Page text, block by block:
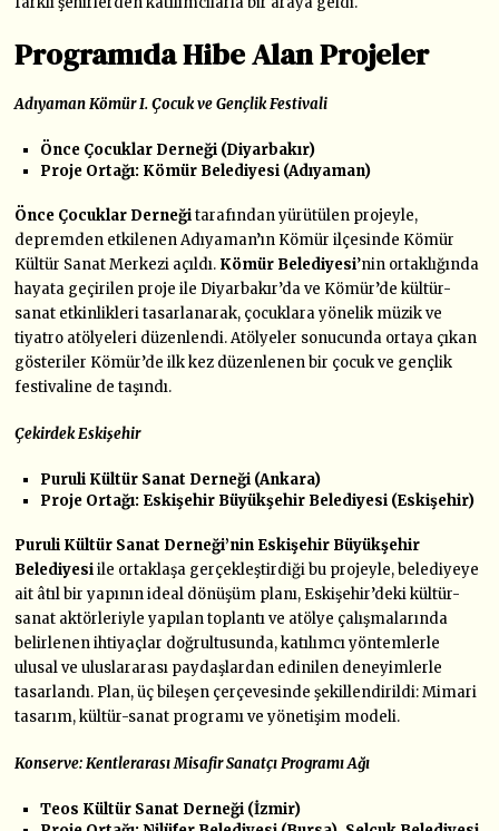
Programıda Hibe Alan Projeler
Adıyaman Kömür I. Çocuk ve Gençlik Festivali
Önce Çocuklar Derneği (Diyarbakır)
Proje Ortağı: Kömür Belediyesi (Adıyaman)
Önce Çocuklar Derneğitarafından yürütülen projeyle,
depremden etkilenen Adıyaman’ın Kömür ilçesinde Kömür
Kültür Sanat Merkezi açıldı. Kömür Belediyesi’nin ortaklığında
hayata geçirilen proje ile Diyarbakır’da ve Kömür’de kültür-
sanat etkinlikleri tasarlanarak, çocuklara yönelik müzik ve
tiyatro atölyeleri düzenlendi. Atölyeler sonucunda ortaya çıkan
gösteriler Kömür’de ilk kez düzenlenen bir çocuk ve gençlik
festivaline de taşındı.
Çekirdek Eskişehir
Puruli Kültür Sanat Derneği (Ankara)
Proje Ortağı: Eskişehir Büyükşehir Belediyesi (Eskişehir)
Puruli Kültür Sanat Derneği’nin Eskişehir Büyükşehir
Belediyesiile ortaklaşa gerçekleştirdiği bu projeyle, belediyeye
ait âtıl bir yapının ideal dönüşüm planı, Eskişehir’deki kültür-
sanat aktörleriyle yapılan toplantı ve atölye çalışmalarında
belirlenen ihtiyaçlar doğrultusunda, katılımcı yöntemlerle
ulusal ve uluslararası paydaşlardan edinilen deneyimlerle
tasarlandı. Plan, üç bileşen çerçevesinde şekillendirildi: Mimari
tasarım, kültür-sanat programı ve yönetişim modeli.
Konserve: Kentlerarası Misafir Sanatçı Programı Ağı
Teos Kültür Sanat Derneği (İzmir)